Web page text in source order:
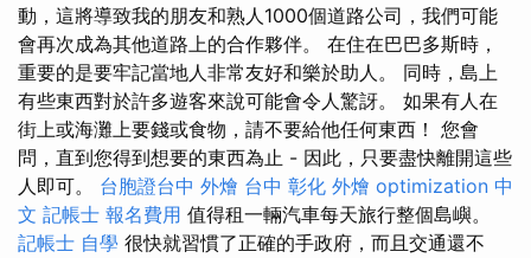
動，這將導致我的朋友和熟人1000個道路公司，我們可能
會再次成為其他道路上的合作夥伴。 在住在巴巴多斯時，
重要的是要牢記當地人非常友好和樂於助人。 同時，島上
有些東西對於許多遊客來說可能會令人驚訝。 如果有人在
街上或海灘上要錢或食物，請不要給他任何東西！ 您會
問，直到您得到想要的東西為止 - 因此，只要盡快離開這些
人即可。 台胞證台中 外燴 台中 彰化 外燴 optimization 中
文 記帳士 報名費用 值得租一輛汽車每天旅行整個島嶼。
記帳士 自學 很快就習慣了正確的手政府，而且交通還不